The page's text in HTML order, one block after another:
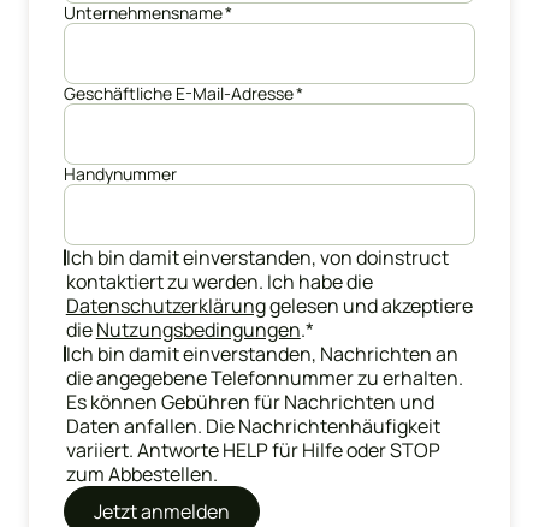
Unternehmensname*
Geschäftliche E-Mail-Adresse*
Handynummer
Ich bin damit einverstanden, von doinstruct
kontaktiert zu werden. Ich habe die
Datenschutzerklärunggelesen und akzeptiere
dieNutzungsbedingungen.*
Ich bin damit einverstanden, Nachrichten an
die angegebene Telefonnummer zu erhalten.
Es können Gebühren für Nachrichten und
Daten anfallen. Die Nachrichtenhäufigkeit
variiert. Antworte HELP für Hilfe oder STOP
zum Abbestellen.